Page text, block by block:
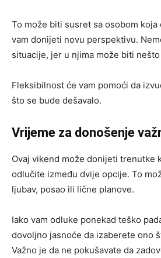
To može biti susret sa osobom
vam donijeti novu perspektivu.
situacije, jer u njima može biti nešto
Fleksibilnost će vam pomoći da
što se bude dešavalo.
Vrijeme za donošenje
Ovaj vikend može donijeti trenutke
odlučite između dvije opcije. To
ljubav, posao ili lične planove.
Iako vam odluke ponekad teško
dovoljno jasnoće da izaberete ono
Važno je da ne pokušavate da